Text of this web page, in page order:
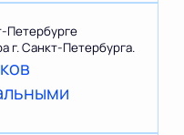
Петербурге
г. Санкт-Петербурга.